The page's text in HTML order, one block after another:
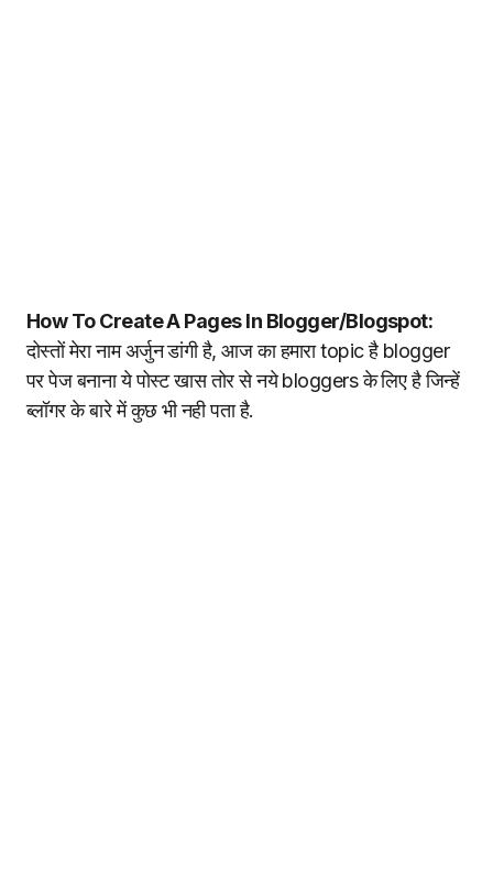
How To Create A Pages In Blogger/Blogspot:
दोस्तों मेरा नाम अर्जुन डांगी है, आज का हमारा topic है blogger
पर पेज बनाना ये पोस्ट खास तोर से नये bloggers के लिए है जिन्हें
ब्लॉगर के बारे में कुछ भी नही पता है.